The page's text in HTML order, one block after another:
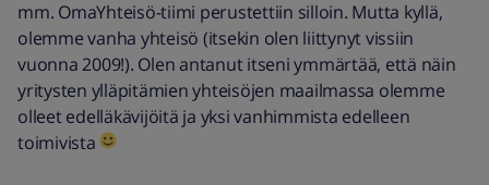
mm. OmaYhteisö-tiimi perustettiin silloin. Mutta kyllä,
olemme vanha yhteisö (itsekin olen liittynyt vissiin
vuonna 2009!). Olen antanut itseni ymmärtää, että näin
yritysten ylläpitämien yhteisöjen maailmassa olemme
olleet edelläkävijöitä ja yksi vanhimmista edelleen
toimivista